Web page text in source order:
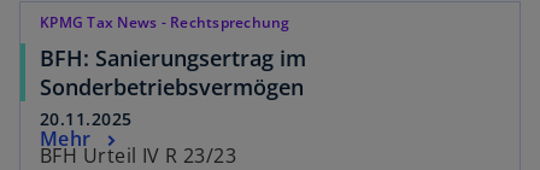
KPMG Tax News - Rechtsprechung
BFH: Sanierungsertrag im
Sonderbetriebsvermögen
20.11.2025
BFH Urteil IV R 23/23
Mehr